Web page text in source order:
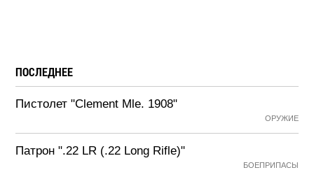
ПОСЛЕДНЕЕ
Пистолет "Clement Mle. 1908"
ОРУЖИЕ
Патрон ".22 LR (.22 Long Rifle)"
БОЕПРИПАСЫ